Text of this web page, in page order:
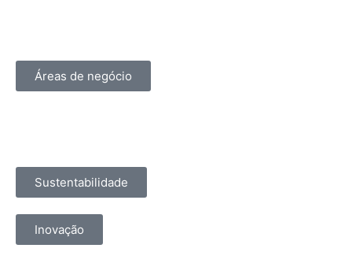
Áreas de negócio
Sustentabilidade
Inovação